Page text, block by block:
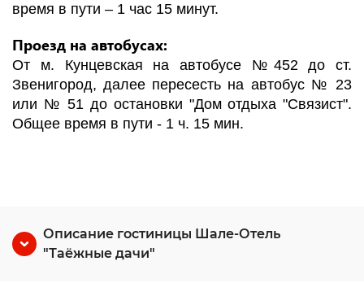
время в пути – 1 час 15 минут.
Проезд на автобусах:
От м. Кунцевская на автобусе №452 до ст.
Звенигород, далее пересесть на автобус № 23
или № 51 до остановки "Дом отдыха "Связист".
Общее время в пути - 1 ч. 15 мин.
Описание гостиницы Шале-Отель
"Таёжные дачи"